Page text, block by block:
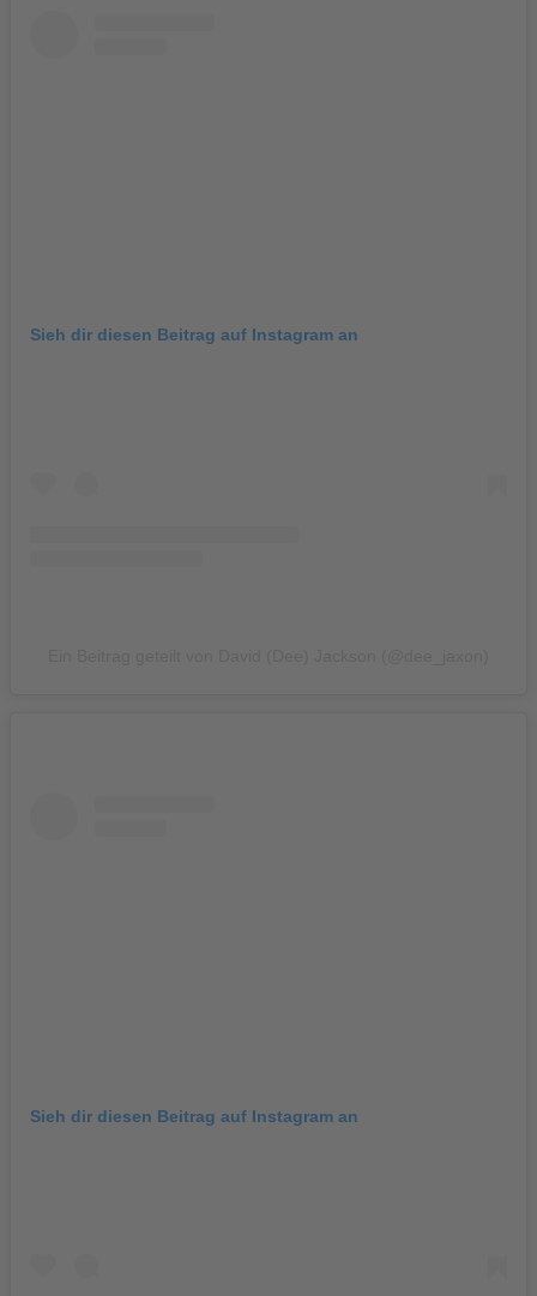
Sieh dir diesen Beitrag auf Instagram an
Sieh dir diesen Beitrag auf Instagram an